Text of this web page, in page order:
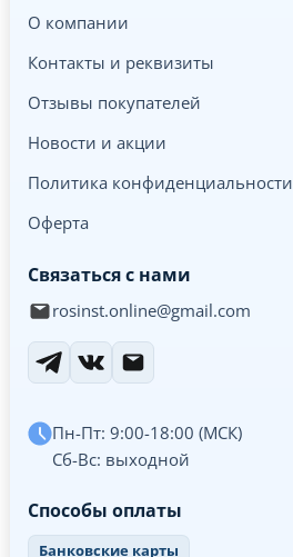
О компании
Контакты и реквизиты
Отзывы покупателей
Новости и акции
Политика конфиденциальности
Оферта
Связаться с нами
rosinst.online@gmail.com
Пн-Пт: 9:00-18:00 (МСК)
Сб-Вс: выходной
Способы оплаты
Банковские карты